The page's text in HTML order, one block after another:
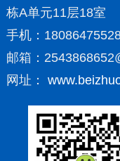
栋A单元11层18室
手机：
邮箱：
网址：